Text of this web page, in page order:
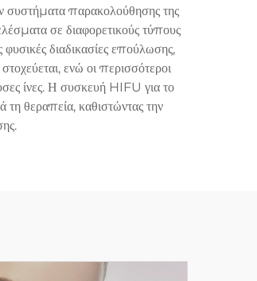
συστήματα παρακολούθησης της
σε διαφορετικούς τύπους
φυσικές διαδικασίες επούλωσης,
ενώ οι περισσότεροι
ίνες. Η συσκευή HIFU για το
θεραπεία, καθιστώντας την